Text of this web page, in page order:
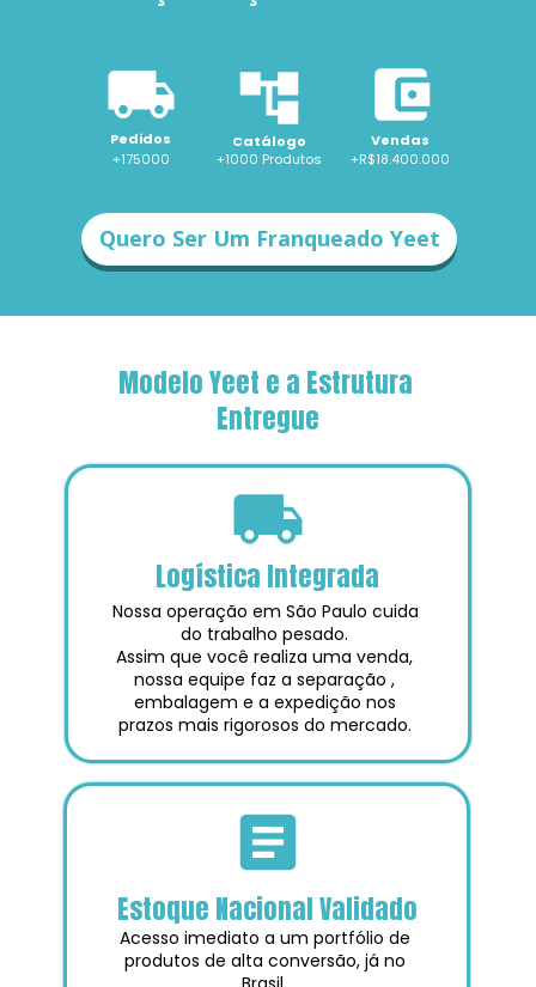
Pedidos Catálogo
Vendas
+175000
+R$18.400.000
+1000 Produtos
Quero Ser Um Franqueado Yeet
Modelo Yeet e a Estrutura
Entregue
Estoque Nacional Validado
Logística Integrada
Nossa operação em São Paulo cuida
do trabalho pesado.
Assim que você realiza uma venda,
nossa equipe faz a separação ,
embalagem e a expedição nos
prazos mais rigorosos do mercado.
Acesso imediato a um portfólio de
produtos de alta conversão, já no